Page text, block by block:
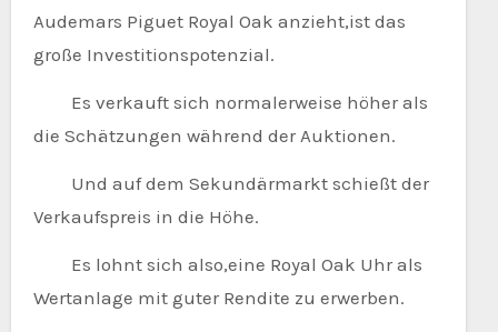
Audemars Piguet Royal Oak anzieht,ist das
große Investitionspotenzial.
Es verkauft sich normalerweise höher als
die Schätzungen während der Auktionen.
Und auf dem Sekundärmarkt schießt der
Verkaufspreis in die Höhe.
Es lohnt sich also,eine Royal Oak Uhr als
Wertanlage mit guter Rendite zu erwerben.